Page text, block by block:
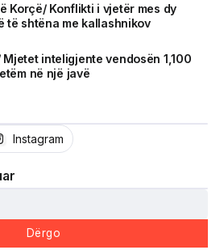
të shkurtër, Vrojtuesit është
informimi dhe një pasqyrë reale të
Korçë/ Konflikti i vjetër mes dy
të shtëna me kallashnikov
Mjetet inteligjente vendosën 1,100
në një javë
Instagram
Dërgo